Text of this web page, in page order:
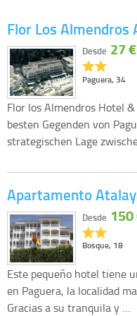
Flor Los
Paguera, 34
Desde 27 €
Flor los Almendros Hotel
besten Gegenden von
strategischen Lage
Apartamento
Bosque, 18
Desde 150
Este pequeño hotel tiene
en Paguera, la localidad
Gracias a su tranquila y …